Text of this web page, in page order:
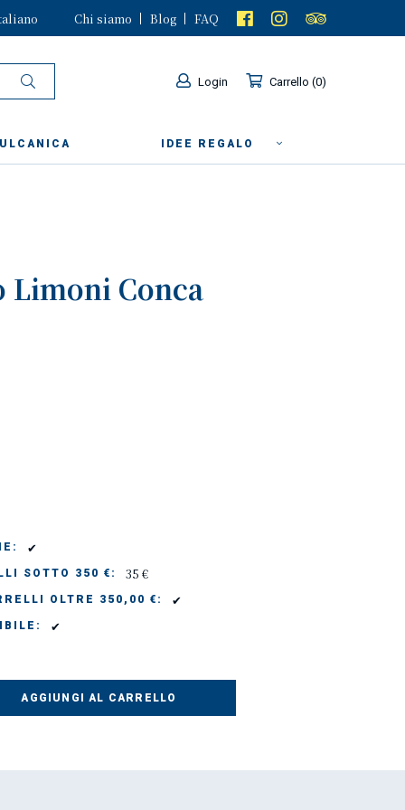
Chi siamo Blog FAQ
Login Carrello 0
IDEE REGALO
Limoni Conca
✔
SOTTO 350 €: 35 €
OLTRE 350,00 €: ✔
✔
AGGIUNGI AL CARRELLO